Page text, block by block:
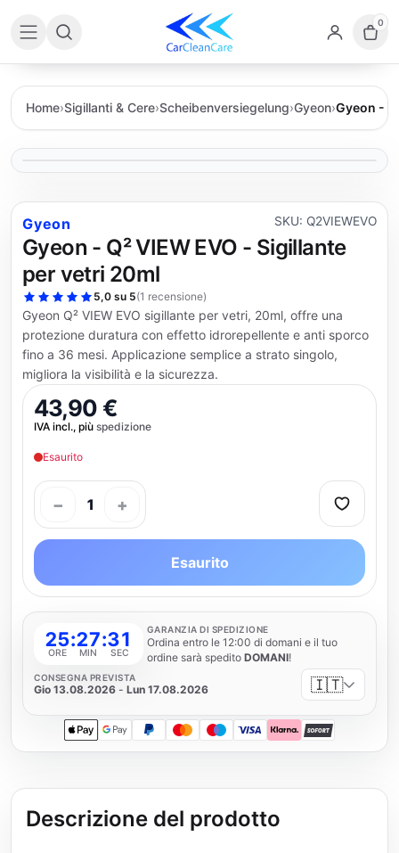
0
Home›Sigillanti & Cere›Scheibenversiegelung›Gyeon›Gyeon -
Gyeon SKU: Q2VIEWEVO
Gyeon - Q² VIEW EVO - Sigillante
per vetri 20ml
5,0 su 5(1 recensione)
Gyeon Q² VIEW EVO sigillante per vetri, 20ml, offre una
protezione duratura con effetto idrorepellente e anti sporco
fino a 36 mesi. Applicazione semplice a strato singolo,
migliora la visibilità e la sicurezza.
43,90 €
IVA incl., più spedizione
Esaurito
− 1 +
Esaurito
25
ORE
:27
MIN
:31
SEC
GARANZIA DI SPEDIZIONE
Ordina entro le 12:00 di domani e il tuo
ordine sarà spedito DOMANI!
CONSEGNA PREVISTA
Gio 13.08.2026 - Lun 17.08.2026 🇮🇹
Apple PayGoogle Pay
PayPalMastercardMaestro
Visa KlarnaSOFORT
Descrizione del prodotto